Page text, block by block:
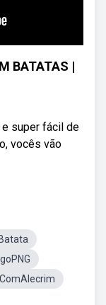
BATATAS |
super fácil de
vocês vão